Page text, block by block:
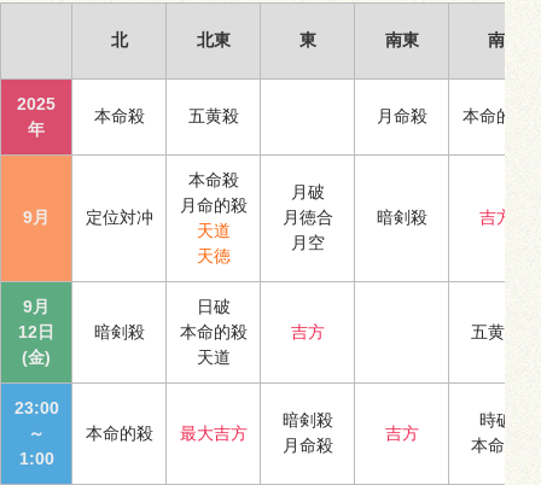
北 北東 東 南東 南
2025
年
本命殺 五黄殺 月命殺 本命的殺
9月 定位対冲
本命殺
月命的殺
天道
天徳
月破
月徳合
月空
暗剣殺 吉方
9月
12日
(金)
暗剣殺
日破
本命的殺
天道
吉方 五黄殺
23:00
～
1:00
本命的殺 最大吉方
暗剣殺
月命殺
吉方
時破
本命殺